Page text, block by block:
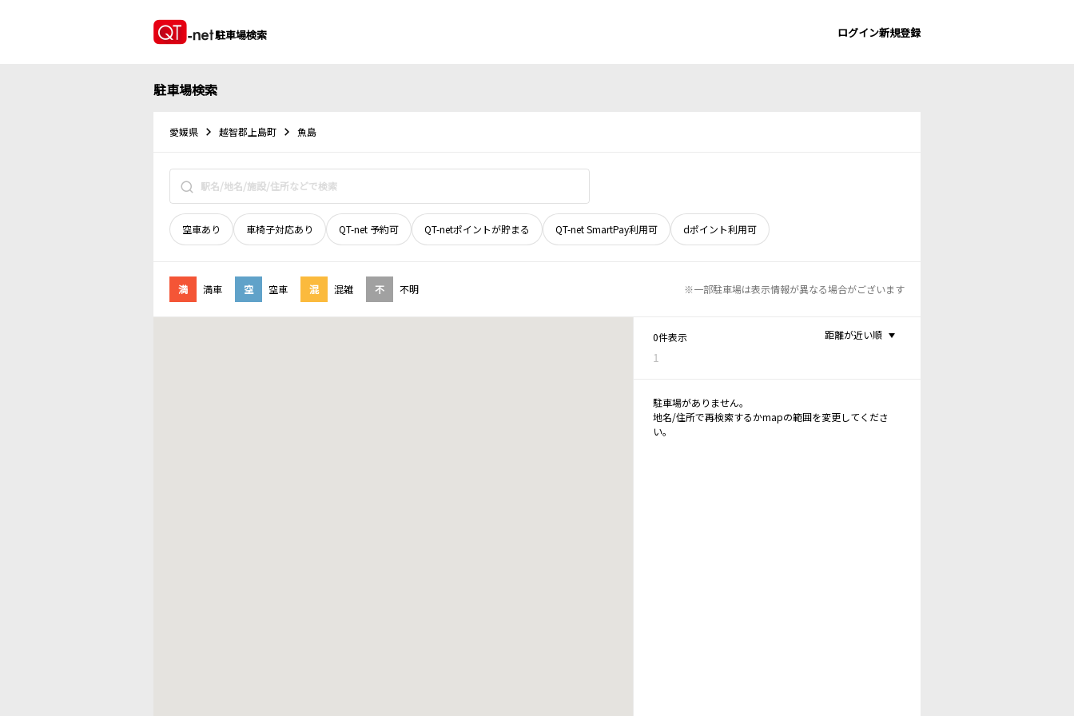
駐車場検索 ログイン新規登録
駐車場検索
愛媛県 越智郡上島町 魚島
空車あり 車椅子対応あり QT-net 予約可 QT-netポイントが貯まる QT-net SmartPay利用可 dポイント利用可
満 満車 空 空車 混 混雑 不 不明 ※一部駐車場は表示情報が異なる場合がございます
0件表示
1
距離が近い順
駐車場がありません。
地名/住所で再検索するかmapの範囲を変更してくださ
い。